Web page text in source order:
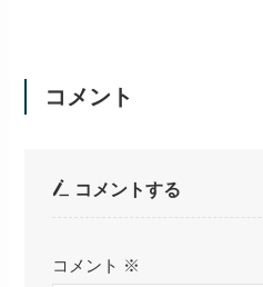
コメント
コメントする
コメント ※